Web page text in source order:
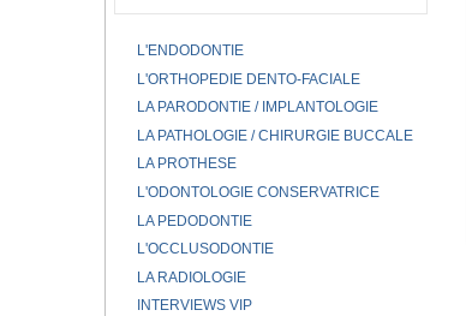
L'ENDODONTIE
L'ORTHOPEDIE DENTO-FACIALE
LA PARODONTIE / IMPLANTOLOGIE
LA PATHOLOGIE / CHIRURGIE BUCCALE
LA PROTHESE
L'ODONTOLOGIE CONSERVATRICE
LA PEDODONTIE
L'OCCLUSODONTIE
LA RADIOLOGIE
INTERVIEWS VIP